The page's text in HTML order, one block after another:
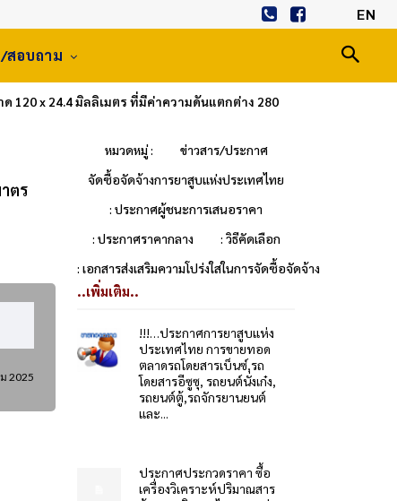
EN
สอบถาม
120 x 24.4 มิลลิเมตร ที่มีค่าความดันแตกต่าง 280
ตร
หมวดหมู่ :
ข่าวสาร/ประกาศ
จัดซื้อจัดจ้างการยาสูบแห่งประเทศไทย
: ประกาศผู้ชนะการเสนอราคา
: ประกาศราคากลาง
: วิธีคัดเลือก
: เอกสารส่งเสริมความโปร่งใสในการจัดซื้อจัดจ้าง
2025
..เพิ่มเติม..
!!!…ประกาศการยาสูบแห่ง
ประเทศไทย การขายทอด
ตลาดรถโดยสารเบ็นซ์,รถ
โดยสารอีซูซุ, รถยนต์นั่งเก๋ง,
รถยนต์ตู้,รถจักรยานยนต์
และ...
ประกาศประกวดราคา ซื้อ
เครื่องวิเคราะห์ปริมาณสาร